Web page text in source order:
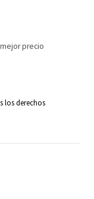
precio
los derechos